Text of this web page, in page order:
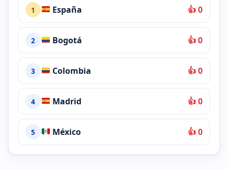
1 España 👍 0
2 Bogotá 👍 0
3 Colombia 👍 0
4 Madrid 👍 0
5 México 👍 0